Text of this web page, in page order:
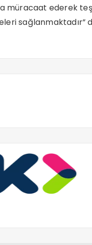
müracaat ederek
sağlanmaktadır”